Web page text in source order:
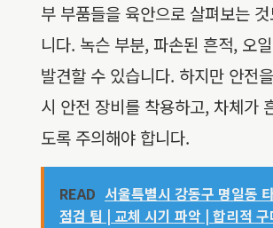
부 부품들을 육안으로 살펴보는
니다. 녹슨 부분, 파손된 흔적, 오
발견할 수 있습니다. 하지만 안전
시 안전 장비를 착용하고, 차체가
도록 주의해야 합니다.
READ 서울특별시 강동구 명일동
점검 팁 | 교체 시기 파악 | 합리적 구